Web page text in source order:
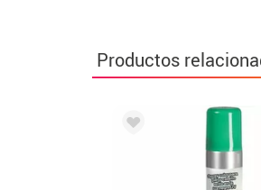
Productos